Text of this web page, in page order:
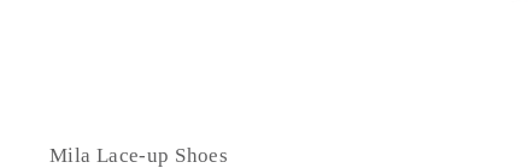
Mila Lace-up Shoes